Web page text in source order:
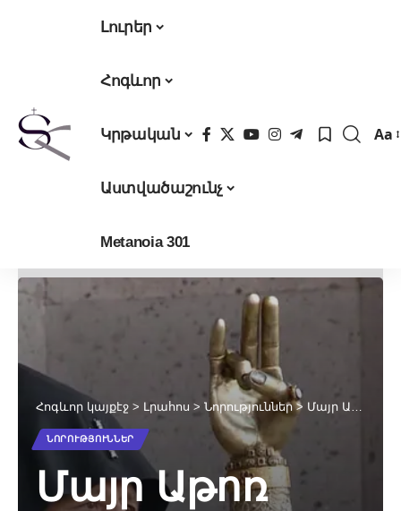
Լուրեր
Հոգևոր
Կրթական
Աստվածաշունչ
Metanoia 301
Aa
Հոգևոր կայքէջ > Լրահոս > Նորություններ> Մայր Աթոռ Սուրբ Էջմիածնում կատարվեց Հանրապետական մաղթանք (նկարներ)
ՆՈՐՈՒԹՅՈՒՆՆԵՐ
Մայր Աթոռ